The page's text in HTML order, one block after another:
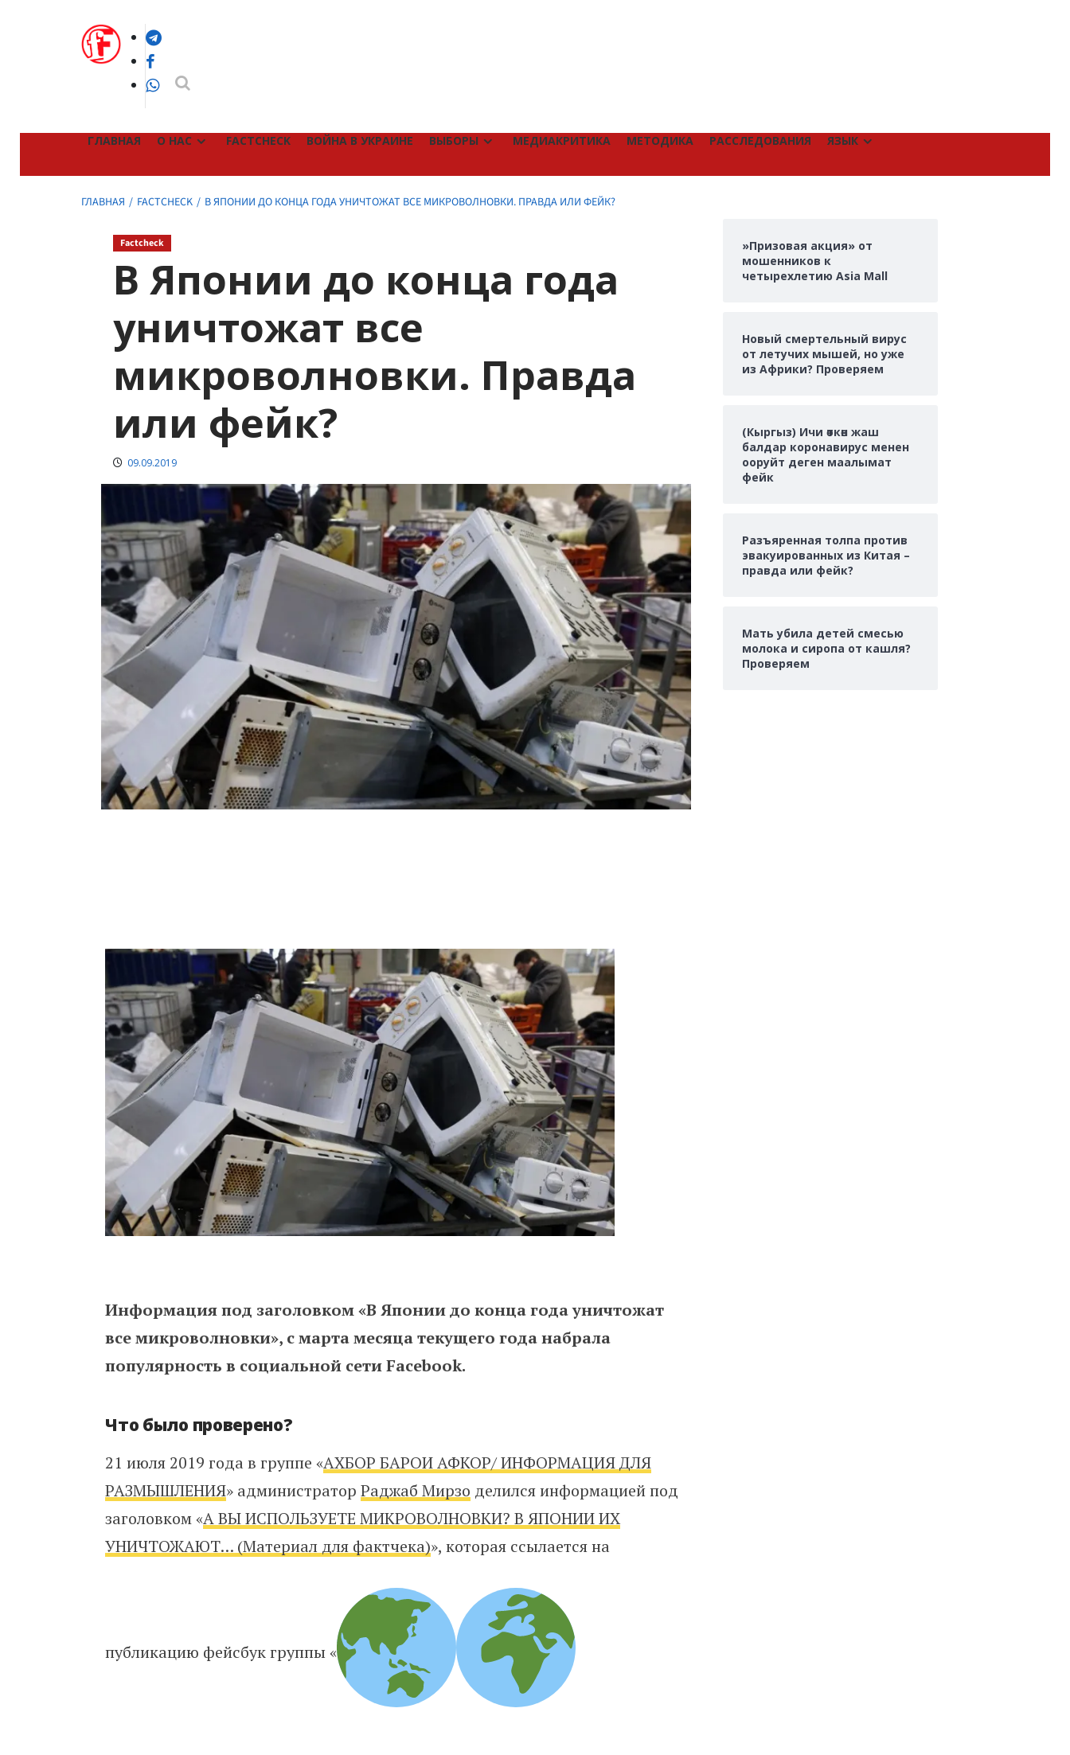
содержимому
Telegram
Facebook
WhatsApp
ГЛАВНАЯ О НАС FACTCHECK ВОЙНА В УКРАИНЕ ВЫБОРЫ МЕДИАКРИТИКА МЕТОДИКА РАССЛЕДОВАНИЯ ЯЗЫК
ГЛАВНАЯ FACTCHECK В ЯПОНИИ ДО КОНЦА ГОДА УНИЧТОЖАТ ВСЕ МИКРОВОЛНОВКИ. ПРАВДА ИЛИ ФЕЙК?
Factcheck
В Японии до конца года
уничтожат все
микроволновки. Правда
или фейк?
09.09.2019
Информация под заголовком «В Японии до конца года уничтожат
все микроволновки», с марта месяца текущего годанабрала
популярность в социальной сети Facebook.
Что было проверено?
21 июля 2019 года в группе «АХБОР БАРОИ АФКОР/ ИНФОРМАЦИЯ ДЛЯ
РАЗМЫШЛЕНИЯ» администраторРаджаб Мирзо делился информацией под
заголовком «А ВЫ ИСПОЛЬЗУЕТЕ МИКРОВОЛНОВКИ? В ЯПОНИИ ИХ
УНИЧТОЖАЮТ… (Материал для фактчека)», которая ссылается на
публикацию фейсбук группы «
»Призовая акция» от
мошенников к
четырехлетию Asia Mall
Новый смертельный вирус
от летучих мышей, но уже
из Африки? Проверяем
(Кыргыз) Ичи өткөн жаш
балдар коронавирус менен
ооруйт деген маалымат
фейк
Разъяренная толпа против
эвакуированных из Китая –
правда или фейк?
Мать убила детей смесью
молока и сиропа от кашля?
Проверяем